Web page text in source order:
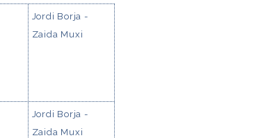
Jordi Borja -
Zaida Muxi
Jordi Borja -
Zaida Muxi